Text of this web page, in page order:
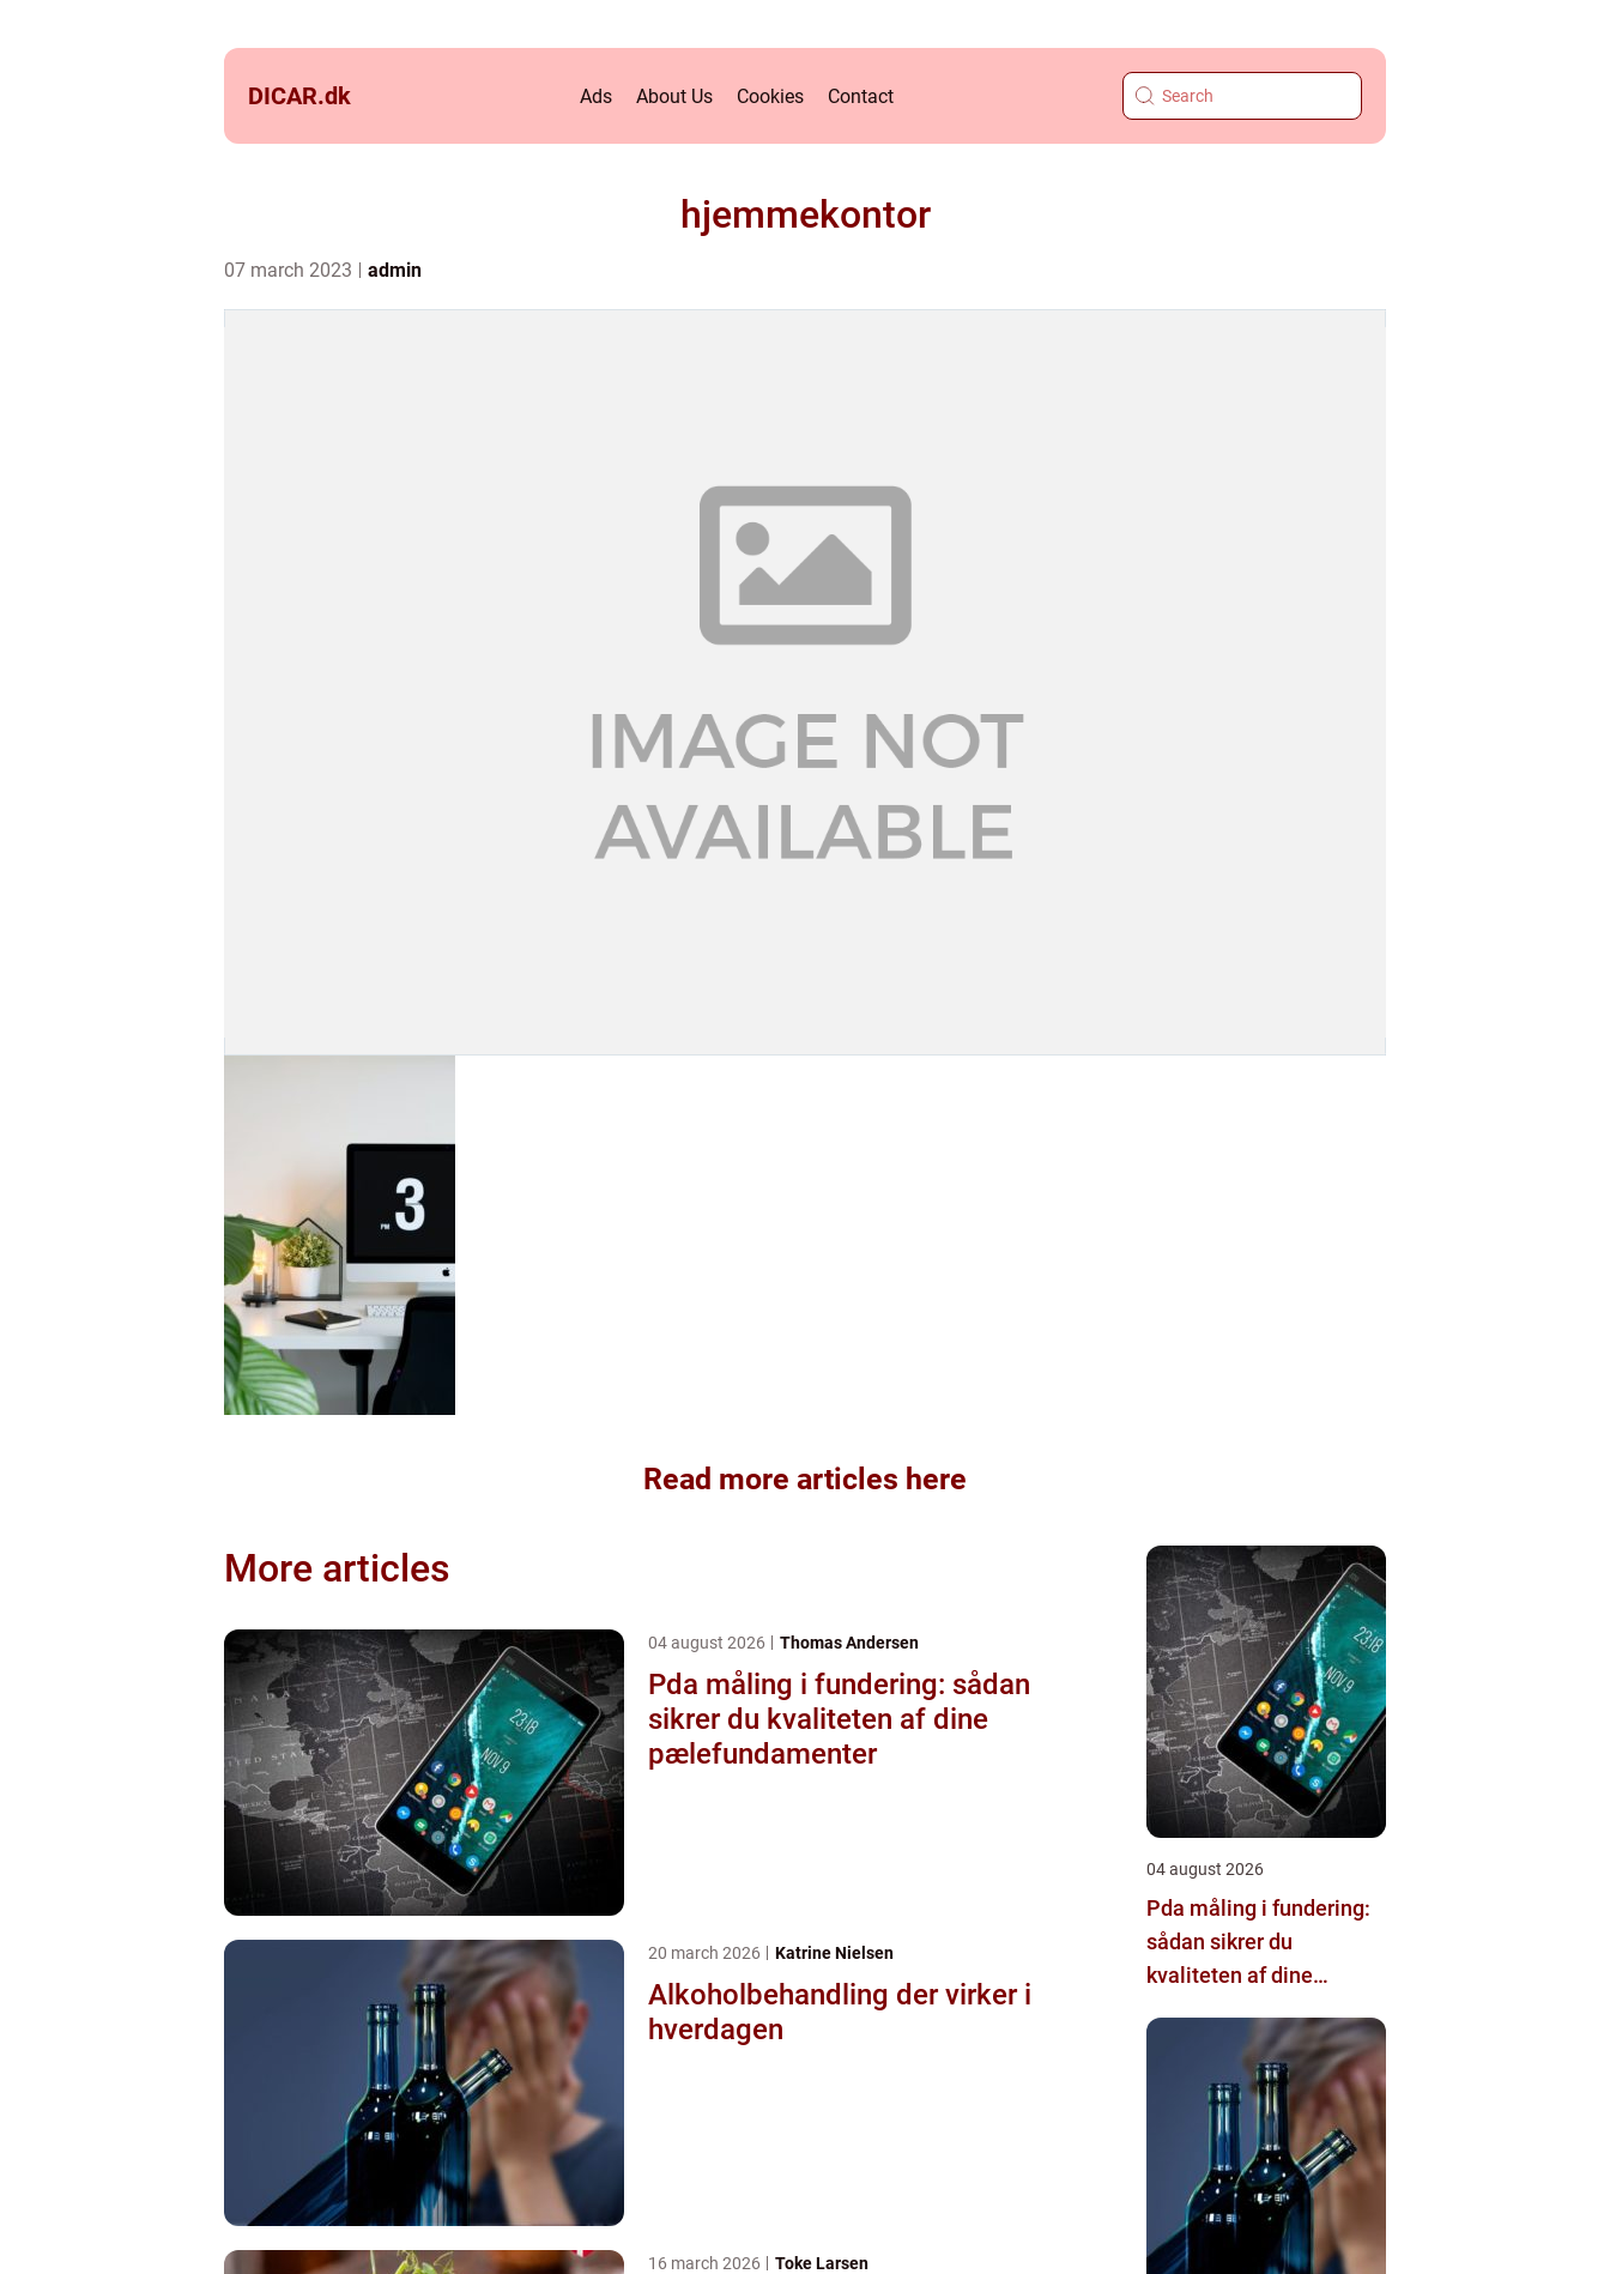
DICAR.dk Ads About Us Cookies Contact
hjemmekontor
07 march 2023 admin
Read more articles here
More articles
04 august 2026 Thomas Andersen
Pda måling i fundering: sådan
sikrer du kvaliteten af dine
pælefundamenter
20 march 2026 Katrine Nielsen
Alkoholbehandling der virker i
hverdagen
16 march 2026 Toke Larsen
04 august 2026
Pda måling i fundering:
sådan sikrer du
kvaliteten af dine